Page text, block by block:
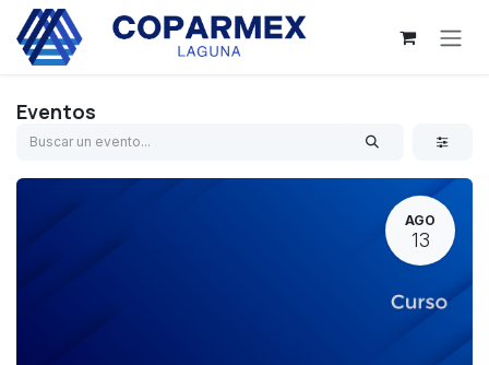
Ir al contenido
Eventos
AGO
13